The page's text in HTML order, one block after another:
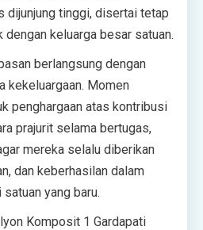
dijunjung tinggi, disertai tetap
dengan keluarga besar satuan.
berlangsung dengan
kekeluargaan. Momen
penghargaan atas kontribusi
prajurit selama bertugas,
mereka selalu diberikan
dan keberhasilan dalam
yang baru.
Komposit 1 Gardapati